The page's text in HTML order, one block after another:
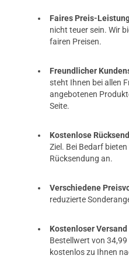
Faires Preis-
nicht teuer sein. Wir
fairen Preisen.
Freundlicher
steht Ihnen bei allen
angebotenen
Seite.
Kostenlose
Ziel. Bei Bedarf
Rücksendung an.
Verschiedene
reduzierte
Kostenloser Versand
Bestellwert von
kostenlos zu Ihnen